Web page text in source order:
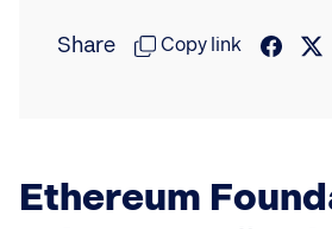
Share Copy link
Ethereum